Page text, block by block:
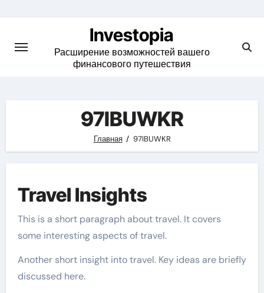
content
Investopia
Расширение возможностей вашего
финансового путешествия
97IBUWKR
Главная 97IBUWKR
Travel Insights
This is a short paragraph about travel. It covers
some interesting aspects of travel.
Another short insight into travel. Key ideas are briefly
discussed here.